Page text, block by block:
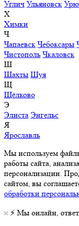
Углич Ульяновск
Х
Химки
Ч
Чапаевск Чебоксары
Чистополь Чкаловск
Ш
Шахты Шуя
Щ
Щёлково
Э
Элиста Энгельс
Я
Ярославль
Мы используем
работы сайта,
персонализации.
сайтом, вы
обработки
⚡️ Мы онлайн,